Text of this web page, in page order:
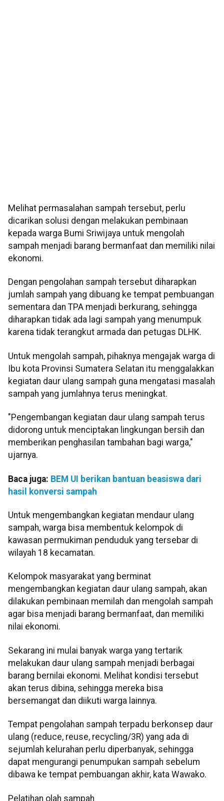
Melihat permasalahan sampah tersebut, perlu
dicarikan solusi dengan melakukan pembinaan
kepada warga Bumi Sriwijaya untuk mengolah
sampah menjadi barang bermanfaat dan memiliki nilai
ekonomi.
Dengan pengolahan sampah tersebut diharapkan
jumlah sampah yang dibuang ke tempat pembuangan
sementara dan TPA menjadi berkurang, sehingga
diharapkan tidak ada lagi sampah yang menumpuk
karena tidak terangkut armada dan petugas DLHK.
Untuk mengolah sampah, pihaknya mengajak warga di
Ibu kota Provinsi Sumatera Selatan itu menggalakkan
kegiatan daur ulang sampah guna mengatasi masalah
sampah yang jumlahnya terus meningkat.
"Pengembangan kegiatan daur ulang sampah terus
didorong untuk menciptakan lingkungan bersih dan
memberikan penghasilan tambahan bagi warga,"
ujarnya.
Baca juga: BEM UI berikan bantuan beasiswa dari
hasil konversi sampah
Untuk mengembangkan kegiatan mendaur ulang
sampah, warga bisa membentuk kelompok di
kawasan permukiman penduduk yang tersebar di
wilayah 18 kecamatan.
Kelompok masyarakat yang berminat
mengembangkan kegiatan daur ulang sampah, akan
dilakukan pembinaan memilah dan mengolah sampah
agar bisa menjadi barang bermanfaat, dan memiliki
nilai ekonomi.
Sekarang ini mulai banyak warga yang tertarik
melakukan daur ulang sampah menjadi berbagai
barang bernilai ekonomi. Melihat kondisi tersebut
akan terus dibina, sehingga mereka bisa
bersemangat dan diikuti warga lainnya.
Tempat pengolahan sampah terpadu berkonsep daur
ulang (reduce, reuse, recycling/3R) yang ada di
sejumlah kelurahan perlu diperbanyak, sehingga
dapat mengurangi penumpukan sampah sebelum
dibawa ke tempat pembuangan akhir, kata Wawako.
Pelatihan olah sampah